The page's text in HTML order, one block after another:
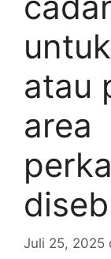
atau
area
Juli 25, 2025